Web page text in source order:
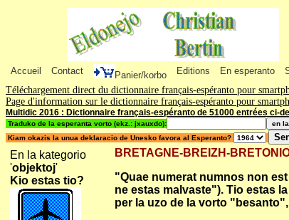
Accueil Contact Panier/korbo Editions En esperanto
Téléchargement direct du dictionnaire français-espéranto pour
Page d'information sur le dictionnaire français-espéranto pour
Multidic 2016 : Dictionnaire français-espéranto de 51000 entrées ci-
Traduko de la esperanta vorto (ekz.: jxauxdo):
Kiam okazis la unua deklaracio de Unesko favora al Esperanto?
En la kategorio
'objektoj'
Kio estas tio?
BRETAGNE-BREIZH-
"Quae numerat numnos non
ne estas malvaste"). Tio estas
per la uzo de la vorto